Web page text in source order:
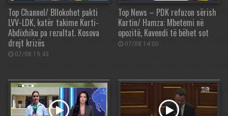
Top Channel/ Bllokohet pakti
LVV-LDK, katër takime Kurti-
Abdixhiku pa rezultat. Kosova
drejt krizës
07/08 19:43
Top News – PDK refuzon sërish
Kurtin/ Hamza: Mbetemi në
opozitë, Kuvendi të bëhet sot
07/08 14:00